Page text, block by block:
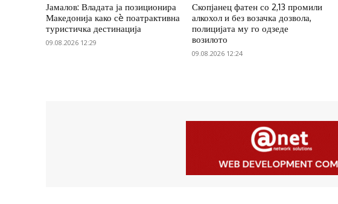
Јамалов: Владата ја позиционира
Македонија како сè поатрактивна
туристичка дестинација
09.08.2026 12:29
Скопјанец фатен со 2,13 промили
алкохол и без возачка дозвола,
полицијата му го одзеде
возилото
09.08.2026 12:24